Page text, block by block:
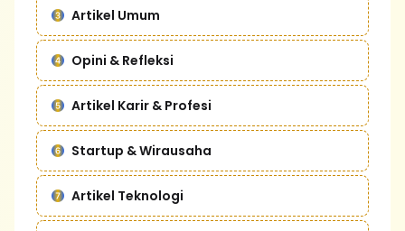
Artikel Umum
Opini & Refleksi
Artikel Karir & Profesi
Startup & Wirausaha
Artikel Teknologi